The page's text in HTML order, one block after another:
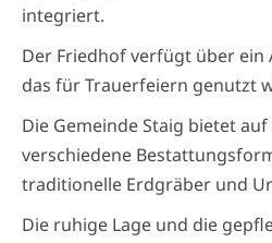
integriert.
Der Friedhof verfügt über ein
das für Trauerfeiern genutzt
Die Gemeinde Staig bietet
verschiedene
traditionelle Erdgräber und
Die ruhige Lage und die